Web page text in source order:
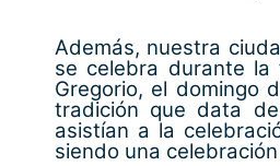
Además, nuestra
se celebra durante
Gregorio, el domingo
tradición que data
asistían a la
siendo una